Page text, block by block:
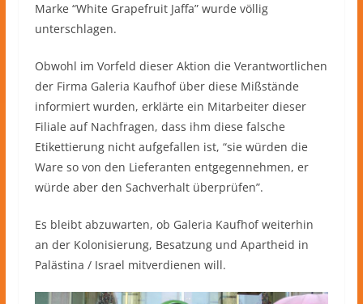
Marke “White Grapefruit Jaffa” wurde völlig
unterschlagen.
Obwohl im Vorfeld dieser Aktion die Verantwortlichen
der Firma Galeria Kaufhof über diese Mißstände
informiert wurden, erklärte ein Mitarbeiter dieser
Filiale auf Nachfragen, dass ihm diese falsche
Etikettierung nicht aufgefallen ist, “sie würden die
Ware so von den Lieferanten entgegennehmen, er
würde aber den Sachverhalt überprüfen”.
Es bleibt abzuwarten, ob Galeria Kaufhof weiterhin
an der Kolonisierung, Besatzung und Apartheid in
Palästina / Israel mitverdienen will.